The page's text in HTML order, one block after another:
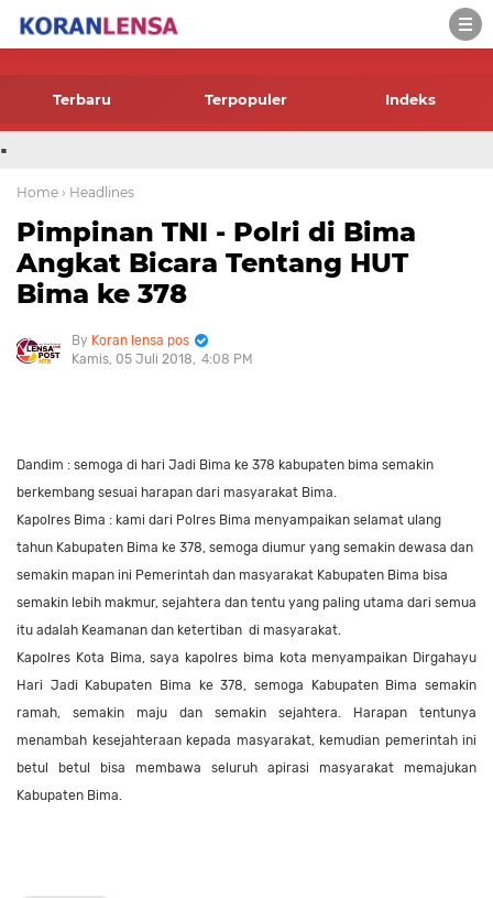
-->
Terbaru Terpopuler Indeks
.
Home › Headlines
Pimpinan TNI - Polri di Bima
Angkat Bicara Tentang HUT
Bima ke 378
Koran lensa pos
Kamis, 05 Juli 2018
4:08 PM
Dandim : semoga di hari Jadi Bima ke 378 kabupaten bima semakin
berkembang sesuai harapan dari masyarakat Bima.
Kapolres Bima : kami dari Polres Bima menyampaikan selamat ulang
tahun Kabupaten Bima ke 378, semoga diumur yang semakin dewasa dan
semakin mapan ini Pemerintah dan masyarakat Kabupaten Bima bisa
semakin lebih makmur, sejahtera dan tentu yang paling utama dari semua
itu adalah Keamanan dan ketertiban di masyarakat.
Kapolres Kota Bima, saya kapolres bima kota menyampaikan Dirgahayu
Hari Jadi Kabupaten Bima ke 378, semoga Kabupaten Bima semakin
ramah, semakin maju dan semakin sejahtera. Harapan tentunya
menambah kesejahteraan kepada masyarakat, kemudian pemerintah ini
betul betul bisa membawa seluruh apirasi masyarakat memajukan
Kabupaten Bima.